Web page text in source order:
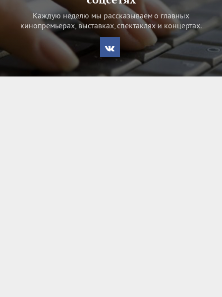
Каждую неделю мы рассказываем о главных
кинопремьерах, выставках, спектаклях и концертах.